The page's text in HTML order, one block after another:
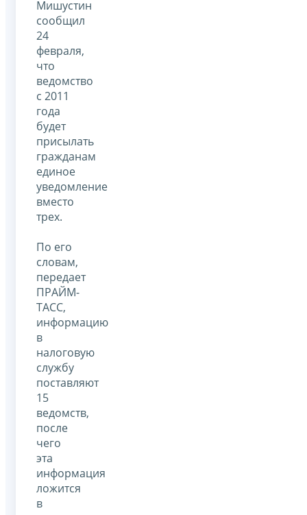
Мишустин
сообщил
24
февраля,
что
ведомство
с 2011
года
будет
присылать
гражданам
единое
уведомление
вместо
трех.
По его
словам,
передает
ПРАЙМ-
ТАСС,
информацию
в
налоговую
службу
поставляют
15
ведомств,
после
чего
эта
информация
ложится
в